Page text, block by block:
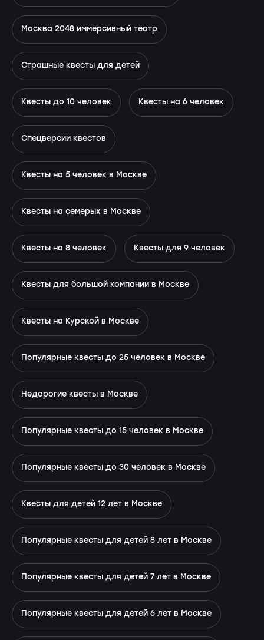
Москва 2048 иммерсивный театр
Страшные квесты для детей
Квесты до 10 человек Квесты на 6 человек
Спецверсии квестов
Квесты на 5 человек в Москве
Квесты на семерых в Москве
Квесты на 8 человек Квесты для 9 человек
Квесты для большой компании в Москве
Квесты на Курской в Москве
Популярные квесты до 25 человек в Москве
Недорогие квесты в Москве
Популярные квесты до 15 человек в Москве
Популярные квесты до 30 человек в Москве
Квесты для детей 12 лет в Москве
Популярные квесты для детей 8 лет в Москве
Популярные квесты для детей 7 лет в Москве
Популярные квесты для детей 6 лет в Москве